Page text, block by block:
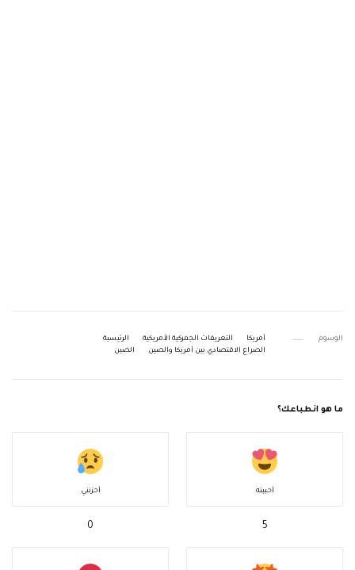
الوسوم أمريكا التعريفات الجمركية الأمريكية
الرئيسية
الصراع الاقتصادي بين أمريكا والصين
الصين
ما هو انطباعك؟
أحببته
5
أحزنني
0